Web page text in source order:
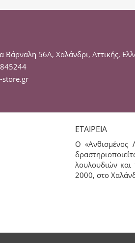
Βάρναλη 56Α, Χαλάνδρι, Αττικής,
store.gr
ΕΤΑΙΡΕΊΑ
Ο «Ανθισμένος
λουλουδιών
2000, στο